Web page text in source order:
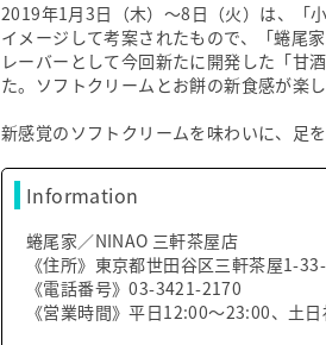
2019年1月3日（木）～8日（火）は、「
イメージして考案されたもので、「蜷尾
レーバーとして今回新たに開発した「甘
た。ソフトクリームとお餅の新食感が楽し
新感覚のソフトクリームを味わいに、足
Information
蜷尾家／NINAO 三軒茶屋店
《住所》東京都世田谷区三軒茶屋1-
《電話番号》03-3421-2170
《営業時間》平日12:00～23:00、土